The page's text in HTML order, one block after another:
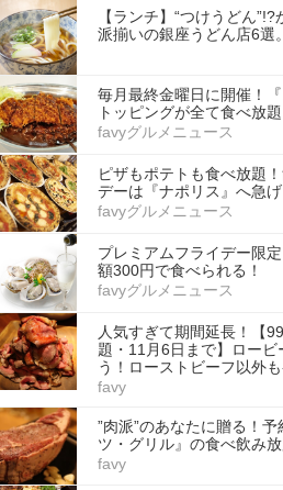
【ランチ】“つけうどん
派揃いの銀座うどん店6選。
毎月最終金曜日に開催！
トッピングが全て食べ放題
favyグルメニュース
ピザもポテトも食べ放題
デーは『ナポリス』へ急げ
favyグルメニュース
プレミアムフライデー限
額300円で食べられる！
favyグルメニュース
人気すぎて期間延長！【
題・11月6日まで】ロー
う！ローストビーフ以外
favy
”肉派”のあなたに贈る！
ツ・グリル』の食べ飲み放
favy